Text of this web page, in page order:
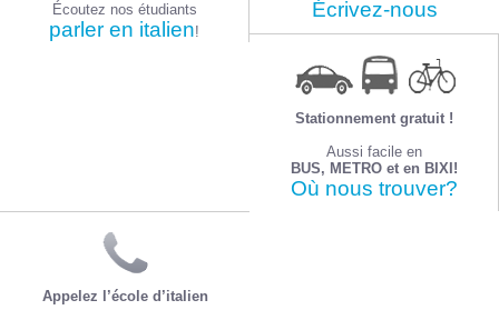
Écoutez nos étudiants
parler en italien!
Écrivez-nous
Stationnement gratuit !
Aussi facile en
BUS, METRO et en BIXI!
Où nous trouver?
Appelez l’école d’italien